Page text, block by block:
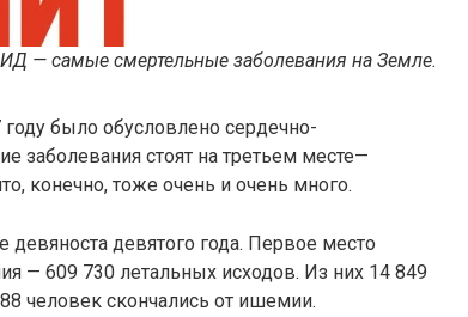
— самые смертельные заболевания на Земле.
было обусловлено сердечно-
заболевания стоят на третьем месте—
конечно, тоже очень и очень много.
девятого года. Первое место
— 609 730 летальных исходов. Из них 14 849
человек скончались от ишемии.